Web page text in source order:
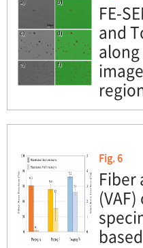
FE-
and
Fig. 6
Fiber